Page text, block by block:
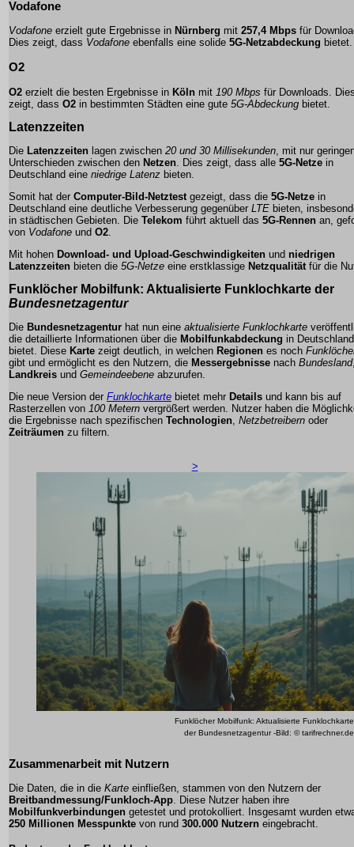
Vodafone
Vodafone erzielt gute Ergebnisse in Nürnberg mit 257,4 Mbps für
Dies zeigt, dass Vodafone ebenfalls eine solide 5G-Netzabdeckung bietet.
O2
O2 erzielt die besten Ergebnisse in Köln mit 190 Mbps für Downloads.
zeigt, dass O2 in bestimmten Städten eine gute 5G-Abdeckung bietet.
Latenzzeiten
Die Latenzzeiten lagen zwischen 20 und 30 Millisekunden , mit nur
Unterschieden zwischen den Netzen . Dies zeigt, dass alle 5G-Netze in
Deutschland eine niedrige Latenz bieten.
Somit hat der Computer-Bild-Netztest gezeigt, dass die 5G-Netze in
Deutschland eine deutliche Verbesserung gegenüber LTE bieten,
in städtischen Gebieten. Die Telekom führt aktuell das 5G-Rennen an,
von Vodafone und O2
Mit hohen Download- und Upload-Geschwindigkeiten und niedrigen
Latenzzeiten bieten die 5G-Netze eine erstklassige Netzqualität für die
Funklöcher Mobilfunk: Aktualisierte Funklochkarte der
Bundesnetzagentur
Die Bundesnetzagentur hat nun eine aktualisierte Funklochkarte
die detaillierte Informationen über die Mobilfunkabdeckung in Deutschland
bietet. Diese Karte zeigt deutlich, in welchen Regionen es noch
gibt und ermöglicht es den Nutzern, die Messergebnisse nach Bundesland
Landkreis und Gemeindeebene abzurufen.
Die neue Version der Funklochkarte bietet mehr Details und kann bis auf
Rasterzellen von 100 Metern vergrößert werden. Nutzer haben die
die Ergebnisse nach spezifischen Technologien Netzbetreibern oder
Zeiträumen zu filtern.
>
Funklöcher Mobilfunk: Aktualisierte Funklochkarte
der Bundesnetzagentur -Bild: © tarifrechner.de
Zusammenarbeit mit Nutzern
Die Daten, die in die Karte einfließen, stammen von den Nutzern der
Breitbandmessung/Funkloch-App . Diese Nutzer haben ihre
Mobilfunkverbindungen getestet und protokolliert. Insgesamt wurden
250 Millionen Messpunkte von rund 300.000 Nutzern eingebracht.